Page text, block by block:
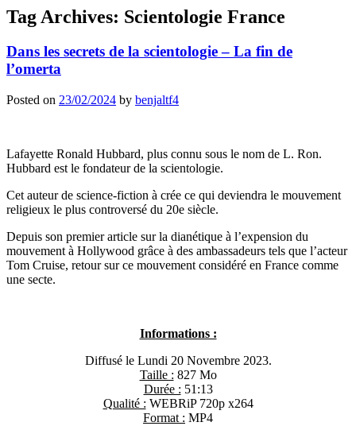
Tag Archives: Scientologie France
Dans les secrets de la scientologie – La fin de
l’omerta
Posted on 23/02/2024 by benjaltf4
Lafayette Ronald Hubbard, plus connu sous le nom de L. Ron.
Hubbard est le fondateur de la scientologie.
Cet auteur de science-fiction à crée ce qui deviendra le mouvement
religieux le plus controversé du 20e siècle.
Depuis son premier article sur la dianétique à l’expension du
mouvement à Hollywood grâce à des ambassadeurs tels que l’acteur
Tom Cruise, retour sur ce mouvement considéré en France comme
une secte.
Informations :
Diffusé le Lundi 20 Novembre 2023.
Taille : 827 Mo
Durée : 51:13
Qualité : WEBRiP 720p x264
Format : MP4